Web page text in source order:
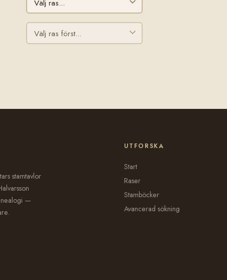
stamtavlor
—
UTFORSKA
Start
Raser
Stamböcker
Avancerad sökning